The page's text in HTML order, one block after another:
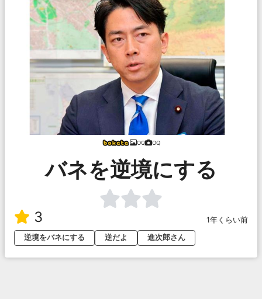
OQ OQ
バネを逆境にする
3
1年くらい前
逆境をバネにする
逆だよ 進次郎さん